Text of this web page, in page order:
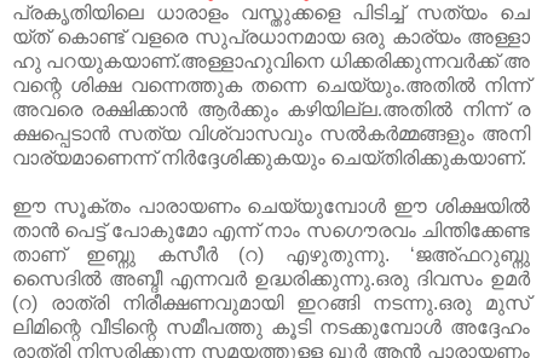
പ്രകൃതിയിലെ ധാരാളം വസ്തുക്കളെ പിടിച്ച് സത്യം
ചെ
യ്ത് കൊണ്ട് വളരെ സുപ്രധാനമായ ഒരു കാര്യം അള്ളാ
ഹു പറയുകയാണ്.അള്ളാഹുവിനെ ധിക്കരിക്കുന്നവർക്ക് അ
വന്റെ ശിക്ഷ വന്നെത്തുക തന്നെ ചെയ്യും.അതിൽ നിന്ന്
അവരെ രക്ഷിക്കാൻ ആർക്കും കഴിയില്ല.അതിൽ നിന്ന് ര
ക്ഷപ്പെടാൻ സത്യ വിശ്വാസവും സൽകർമ്മങ്ങളും അനി
വാര്യമാണെന്ന് നിർദ്ദേശിക്കുകയും ചെയ്തിരിക്കുകയാണ്.
ഈ സൂക്തം പാരായണം ചെയ്യുമ്പോൾ ഈ ശിക്ഷയിൽ
താൻ പെട്ട് പോകുമോ എന്ന് നാം സഗൌരവം ചിന്തിക്കേണ്ട
താണ് ഇബ്നു കസീർ(റ) എഴുതുന്നു. ‘ജഅ്ഫറുബ്നു
സൈദിൽ അബ്ദീ എന്നവർ ഉദ്ധരിക്കുന്നു.ഒരു ദിവസം ഉമർ
(റ) രാത്രി നിരീക്ഷണവുമായി ഇറങ്ങി നടന്നു.ഒരു മുസ്
ലിമിന്റെ വീടിന്റെ സമീപത്തു കൂടി നടക്കുമ്പോൾ അദ്ദേഹം
രാത്രി നിസ്ക്കരിക്കുന്ന സമയത്തുള്ള ഖുർ ആൻ പാരായണം